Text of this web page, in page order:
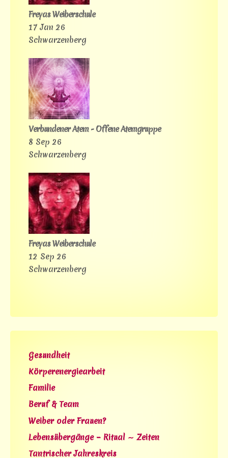
Freyas Weiberschule
17 Jan 26
Schwarzenberg
Verbundener Atem - Offene Atemgruppe
8 Sep 26
Schwarzenberg
Freyas Weiberschule
12 Sep 26
Schwarzenberg
Gesundheit
Körperenergiearbeit
Familie
Beruf & Team
Weiber oder Frauen?
Lebensübergänge – Ritual ∼ Zeiten
Tantrischer Jahreskreis